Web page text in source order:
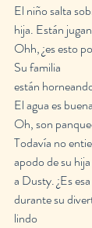
El niño salta
hija. Están
Ohh, ¿es esto
Su familia
están
El agua es
Oh, son
Todavía no
apodo de su
a Dusty. ¿Es
durante su
lindo